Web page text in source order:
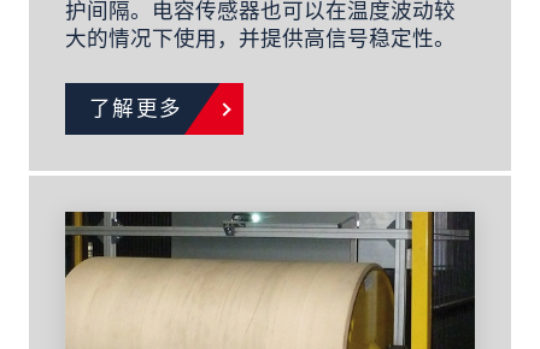
护间隔。电容传感器也可以在温度波动较
大的情况下使用，并提供高信号稳定性。
了解更多